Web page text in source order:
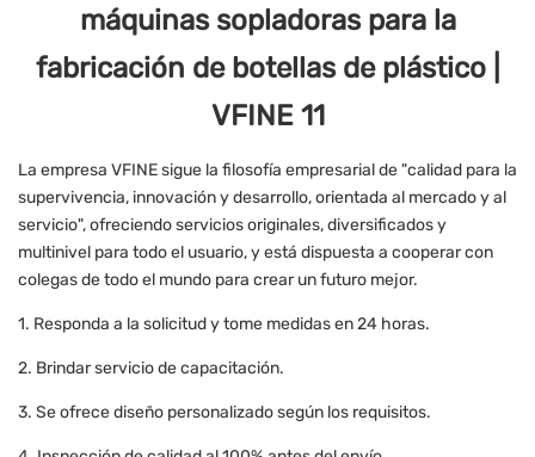
La empresa VFINE sigue la filosofía empresarial de "calidad para la
supervivencia, innovación y desarrollo, orientada al mercado y al
servicio", ofreciendo servicios originales, diversificados y
multinivel para todo el usuario, y está dispuesta a cooperar con
colegas de todo el mundo para crear un futuro mejor.
1. Responda a la solicitud y tome medidas en 24 horas.
2. Brindar servicio de capacitación.
3. Se ofrece diseño personalizado según los requisitos.